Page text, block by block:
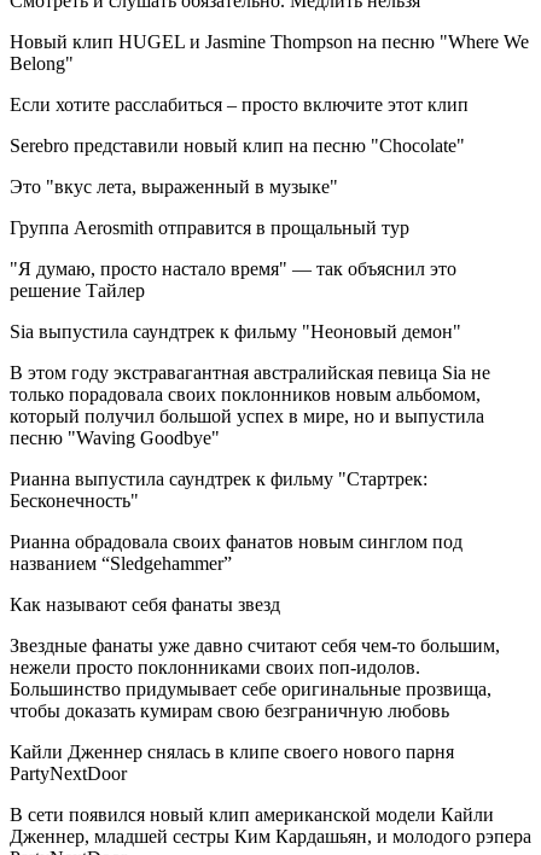
Новый клип HUGEL и Jasmine Thompson на песню "Where We
Belong"
Если хотите расслабиться – просто включите этот клип
Serebro представили новый клип на песню "Chocolate"
Это "вкус лета, выраженный в музыке"
Группа Aerosmith отправится в прощальный тур
"Я думаю, просто настало время" — так объяснил это
решение Тайлер
Sia выпустила саундтрек к фильму "Неоновый демон"
В этом году экстравагантная австралийская певица Sia не
только порадовала своих поклонников новым альбомом,
который получил большой успех в мире, но и выпустила
песню "Waving Goodbye"
Рианна выпустила саундтрек к фильму "Стартрек:
Бесконечность"
Рианна обрадовала своих фанатов новым синглом под
названием “Sledgehammer”
Как называют себя фанаты звезд
Звездные фанаты уже давно считают себя чем-то большим,
нежели просто поклонниками своих поп-идолов.
Большинство придумывает себе оригинальные прозвища,
чтобы доказать кумирам свою безграничную любовь
Кайли Дженнер снялась в клипе своего нового парня
PartyNextDoor
В сети появился новый клип американской модели Кайли
Дженнер, младшей сестры Ким Кардашьян, и молодого рэпера